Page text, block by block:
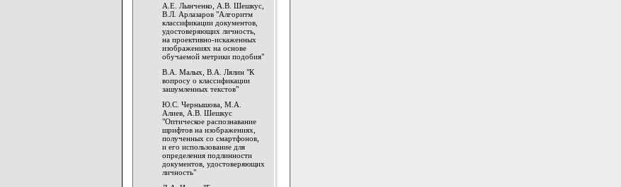
A.Е. Лынченко, А.В. Шешкус,
В.Л. Арлазаров "Алгоритм
классификации документов,
удостоверяющих личность,
на проективно-искаженных
изображениях на основе
обучаемой метрики подобия"
В.А. Малых, В.А. Лялин "К
вопросу о классификации
зашумленных текстов"
Ю.С. Чернышова, М.А.
Алиев, А.В. Шешкус
"Оптическое распознавание
шрифтов на изображениях,
полученных со смартфонов,
и его использование для
определения подлинности
документов, удостоверяющих
личность"